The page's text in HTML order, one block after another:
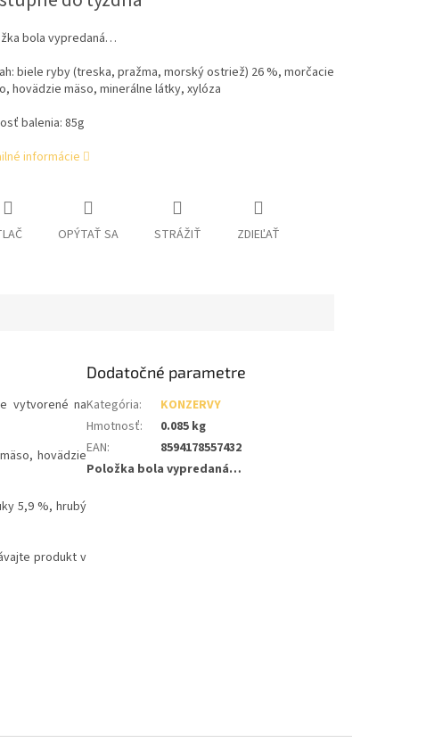
bola vypredaná…
biele ryby (treska, pražma, morský ostriež) 26 %, morčacie
hovädzie mäso, minerálne látky, xylóza
balenia: 85g
informácie
OPÝTAŤ SA STRÁŽIŤ ZDIEĽAŤ
vytvorené na
hovädzie
5,9 %, hrubý
produkt v
Dodatočné parametre
Kategória:
KONZERVY
Hmotnosť:
0.085 kg
EAN:
8594178557432
Položka bola vypredaná…